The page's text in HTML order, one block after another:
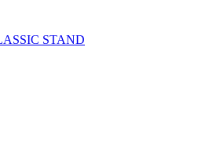
STAND